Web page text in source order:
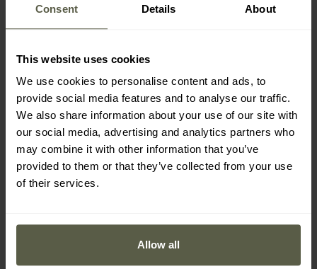
Consent Details About
This website uses cookies
We use cookies to personalise content and ads, to
provide social media features and to analyse our traffic.
We also share information about your use of our site with
our social media, advertising and analytics partners who
may combine it with other information that you’ve
provided to them or that they’ve collected from your use
of their services.
Allow all
HLAVNÍ VLASTNOSTI
Nerezová ocel 420
Křesadlo s nouzovou píšťalkou
PŘÍKLADNÉ POUŽITÍ A AKTIVITY
Domácí a terénní práce